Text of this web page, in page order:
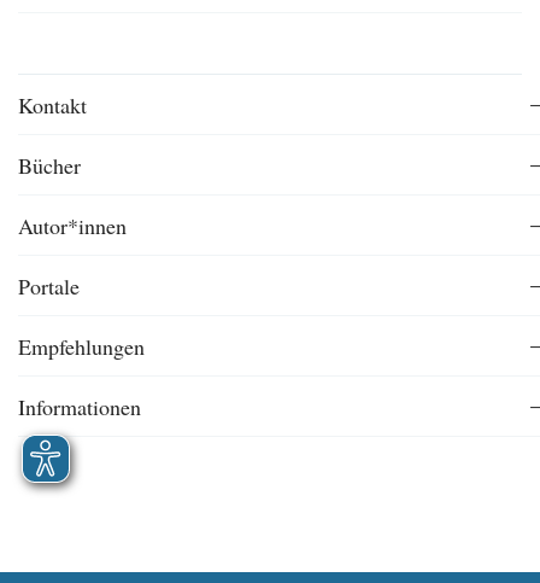
Kontakt
Bücher
Autor*innen
Portale
Empfehlungen
Informationen